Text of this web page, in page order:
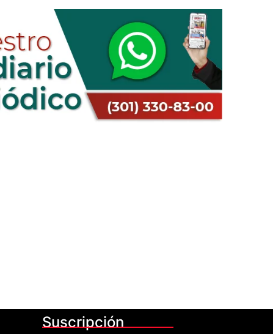
Suscripción